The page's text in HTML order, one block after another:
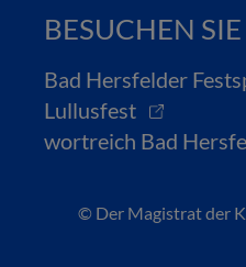
BESUCHEN
Bad Hersfelder
Lullusfest
wortreich Bad
© Der Magistrat der